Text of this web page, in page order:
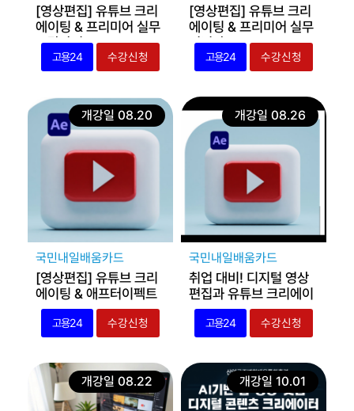
[영상편집] 유튜브 크리
에이팅 & 프리미어 실무
주말과정
고용24 수강신청
[영상편집] 유튜브 크리
에이팅 & 프리미어 실무
저녁반
고용24 수강신청
국민내일배움카드
[영상편집] 유튜브 크리
에이팅 & 애프터이펙트
실무 저녁반
개강일 08.20
고용24 수강신청
국민내일배움카드
취업 대비! 디지털 영상
편집과 유튜브 크리에이
팅(프리미어 & 에프터이
펙트)
개강일 08.26
고용24 수강신청
개강일 08.22 개강일 10.01